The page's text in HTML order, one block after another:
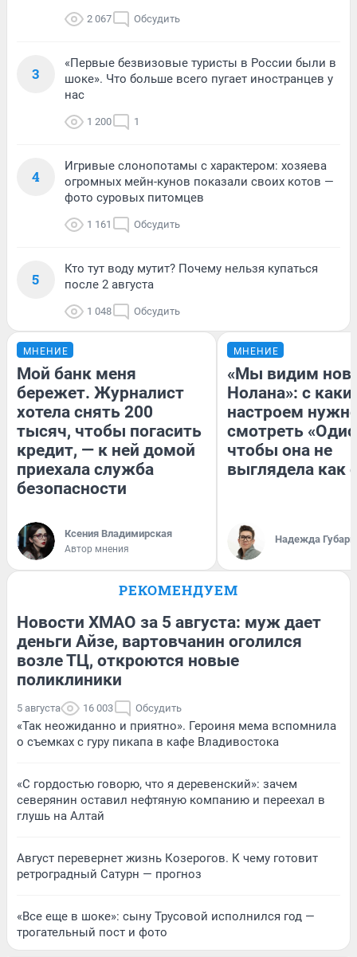
2 067 Обсудить
3
«Первые безвизовые туристы в России были в
шоке». Что больше всего пугает иностранцев у
нас
1 200 1
4
Игривые слонопотамы с характером: хозяева
огромных мейн-кунов показали своих котов —
фото суровых питомцев
1 161 Обсудить
5
Кто тут воду мутит? Почему нельзя купаться
после 2 августа
1 048 Обсудить
МНЕНИЕ
Мой банк меня
бережет. Журналист
хотела снять 200
тысяч, чтобы погасить
кредит, — к ней домой
приехала служба
безопасности
Ксения Владимирская
Автор мнения
МНЕНИЕ
«Мы видим
Нолана»: с
настроем
смотреть
чтобы она не
выглядела как
Надежда Губарь
РЕКОМЕНДУЕМ
Новости ХМАО за 5 августа: муж дает
деньги Айзе, вартовчанин оголился
возле ТЦ, откроются новые
поликлиники
5 августа 16 003 Обсудить
«Так неожиданно и приятно». Героиня мема вспомнила
о съемках с гуру пикапа в кафе Владивостока
«С гордостью говорю, что я деревенский»: зачем
северянин оставил нефтяную компанию и переехал в
глушь на Алтай
Август перевернет жизнь Козерогов. К чему готовит
ретроградный Сатурн — прогноз
«Все еще в шоке»: сыну Трусовой исполнился год —
трогательный пост и фото